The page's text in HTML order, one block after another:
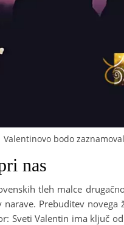
Valentinovo bodo
nas
tleh malce
Prebuditev
Sveti Valentin ima ključ